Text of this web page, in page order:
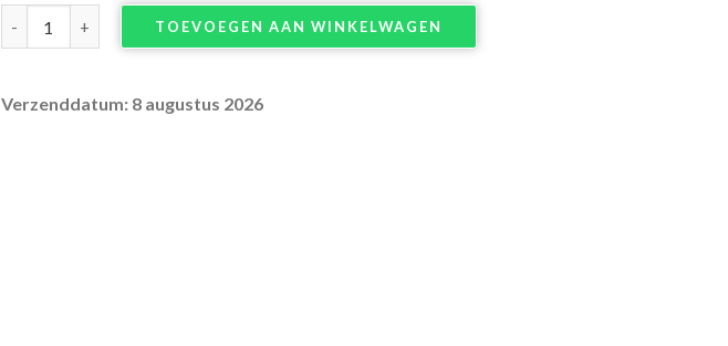
TOEVOEGEN AAN WINKELWAGEN
Verzenddatum: 8 augustus 2026